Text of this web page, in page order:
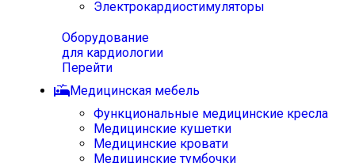
Электрокардиостимуляторы
Оборудование
для кардиологии
Перейти
Медицинская мебель
Функциональные медицинские кресла
Медицинские кушетки
Медицинские кровати
Медицинские тумбочки